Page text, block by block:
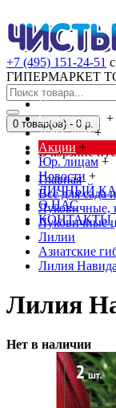
+7 (495) 151-24-51
ГИПЕРМАРКЕТ
Cредства от
Сад, огород +
Дача, дом +
Акции +
Юр. лицам +
Новости +
ЛИЧНЫЙ
О НАС
КОНТАКТЫ
0 товар(ов) - 0 р.
В корзине
Главная
Всё для сада
Луковичные,
Луковичные
Лилии
Азиатские
Лилия
Лилия
Нет в наличии